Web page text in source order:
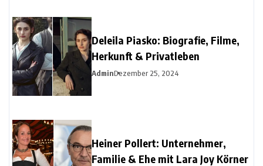
Deleila Piasko: Biografie, Filme,
Herkunft & Privatleben
AdminDezember 25, 2024
Heiner Pollert: Unternehmer,
Familie & Ehe mit Lara Joy Körner